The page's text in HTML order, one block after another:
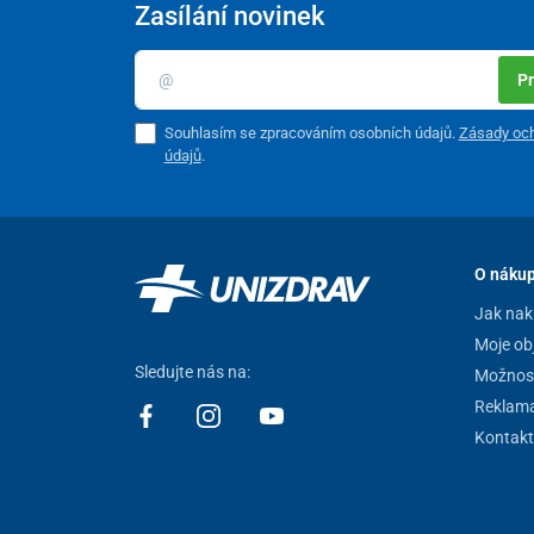
Zasílání novinek
Souhlasím se zpracováním osobních údajů. Zásady
údajů.
Sledujte nás na:
O
Jak
Moje
Kontakt